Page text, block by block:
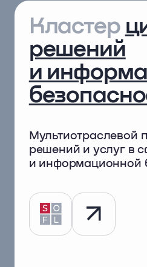
Кластер
решений
и
Мультиотраслевой
решений и услуг в
и информационной